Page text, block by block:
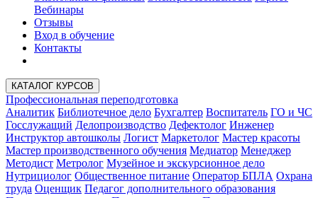
Вебинары
Отзывы
Вход в обучение
Контакты
КАТАЛОГ КУРСОВ
Профессиональная переподготовка
Аналитик Библиотечное дело Бухгалтер Воспитатель ГО и ЧС
Госслужащий Делопроизводство Дефектолог Инженер
Инструктор автошколы Логист Маркетолог Мастер красоты
Мастер производственного обучения Медиатор Менеджер
Методист Метролог Музейное и экскурсионное дело
Нутрициолог Общественное питание Оператор БПЛА Охрана
труда Оценщик Педагог дополнительного образования